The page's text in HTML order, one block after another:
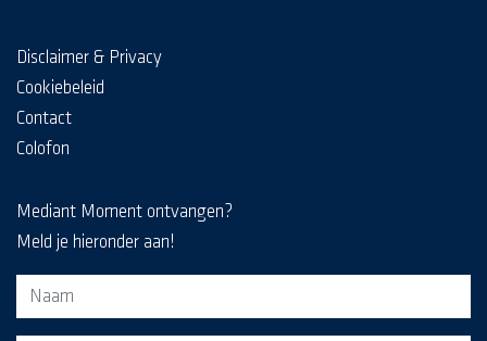
Disclaimer & Privacy
Cookiebeleid
Contact
Colofon
Mediant Moment ontvangen?
Meld je hieronder aan!
Aanmeldformulier voor de MediaKrant